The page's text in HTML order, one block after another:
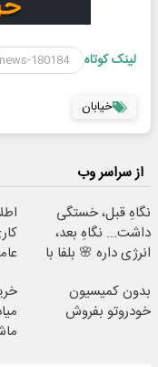
لینک کوتاه
خیابان
از سراسر وب
نگاهِ قبل، خستگی
داشت... نگاهِ بعد،
انرژی داره 🌸 بلفا با
بدون کمیسیون
خودروتو بفروش